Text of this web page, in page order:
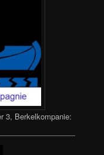
3, Berkelkompanie: